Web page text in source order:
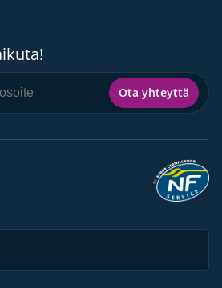
Ota yhteyttä